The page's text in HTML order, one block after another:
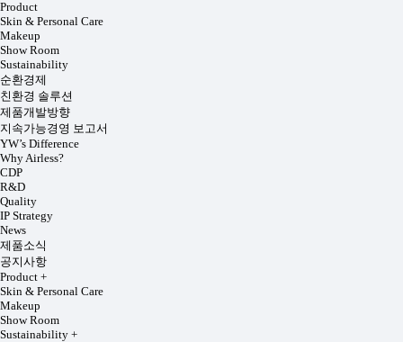
Product
Skin & Personal Care
Makeup
Show Room
Sustainability
순환경제
친환경 솔루션
제품개발방향
지속가능경영 보고서
YW’s Difference
Why Airless?
CDP
R&D
Quality
IP Strategy
News
제품소식
공지사항
Product +
Skin & Personal Care
Makeup
Show Room
Sustainability +